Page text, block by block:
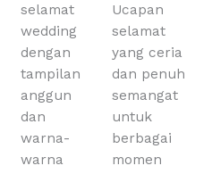
selamat
wedding
dengan
tampilan
anggun
dan
warna-
warna
Ucapan
selamat
yang ceria
dan penuh
semangat
untuk
berbagai
momen